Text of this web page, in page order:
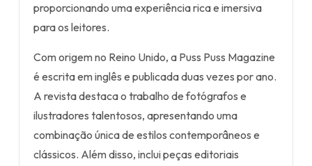
proporcionando uma experiência rica e imersiva
para os leitores.
Com origem no Reino Unido, a Puss Puss Magazine
é escrita em inglês e publicada duas vezes por ano.
A revista destaca o trabalho de fotógrafos e
ilustradores talentosos, apresentando uma
combinação única de estilos contemporâneos e
clássicos. Além disso, inclui peças editoriais